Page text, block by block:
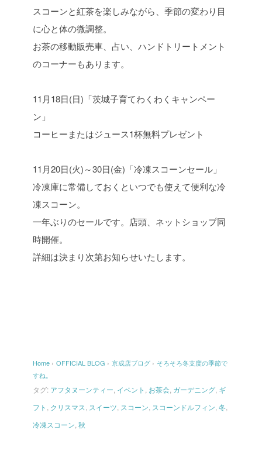
スコーンと紅茶を楽しみながら、季節の変わり目
に心と体の微調整。
お茶の移動販売車、占い、ハンドトリートメント
のコーナーもあります。
11月18日(日)「茨城子育てわくわくキャンペー
ン」
コーヒーまたはジュース1杯無料プレゼント
11月20日(火)～30日(金)「冷凍スコーンセール」
冷凍庫に常備しておくといつでも使えて便利な冷
凍スコーン。
一年ぶりのセールです。店頭、ネットショップ同
時開催。
詳細は決まり次第お知らせいたします。
Home › OFFICIAL BLOG › 京成店ブログ › そろそろ冬支度の季節で
すね。
タグ: アフタヌーンティー イベント お茶会 ガーデニング ギ
フト クリスマス スイーツ スコーン スコーンドルフィン 冬
冷凍スコーン 秋